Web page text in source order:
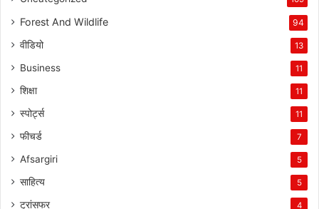
Forest And Wildlife 94
वीडियो 13
Business 11
शिक्षा 11
स्पोर्ट्स 11
फीचर्ड 7
Afsargiri 5
साहित्य 5
ट्रांसफर 4